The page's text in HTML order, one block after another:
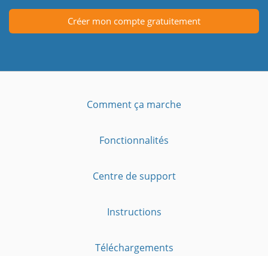
Créer mon compte gratuitement
Comment ça marche
Fonctionnalités
Centre de support
Instructions
Téléchargements